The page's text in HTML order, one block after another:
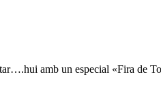
amb un especial «Fira de